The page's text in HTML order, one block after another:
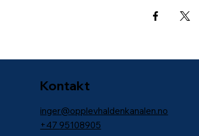
Kontakt
inger@opplevhaldenkanalen.no
+47 95108905